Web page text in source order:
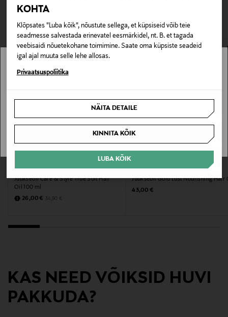
KOHTA
Klõpsates "Luba kõik", nõustute sellega, et küpsiseid võib teie
seadmesse salvestada erinevatel eesmärkidel, nt. B. et tagada
veebisaidi nõuetekohane toimimine. Saate oma küpsiste seadeid
igal ajal muuta selle lehe allosas.
Privaatsuspoliitika
NÄITA DETAILE
KINNITA KÕIK
LUBA KÕIK
Juuksetüüp
Normaalsetele juustele
Juukseõli
Suurus
100 ml
IISRAEL
IdHAIR Finland Oy
Vasarakatu 1 LH 21, 40320 Jyväskylä, Finland
Digitaalne aadress
pakendis kosmeetika- ja loodustooted peavad olema
E-POE TAGASTUSED
VAATASID KA
MARIA NILA
Juukseõli Care & Style True Soft Hair
Oil 100 ml
Discounted Price
26,00 € Original Price
34,90 €
ORIBE
Juukseõli Gold Lust Nourishing Hair
Original Price
43,00 €
KAS NEED VÕIKSID HUVI
PAKKUDA?
Stockmann pole Sinu riigis saadaval.
SAAN ARU